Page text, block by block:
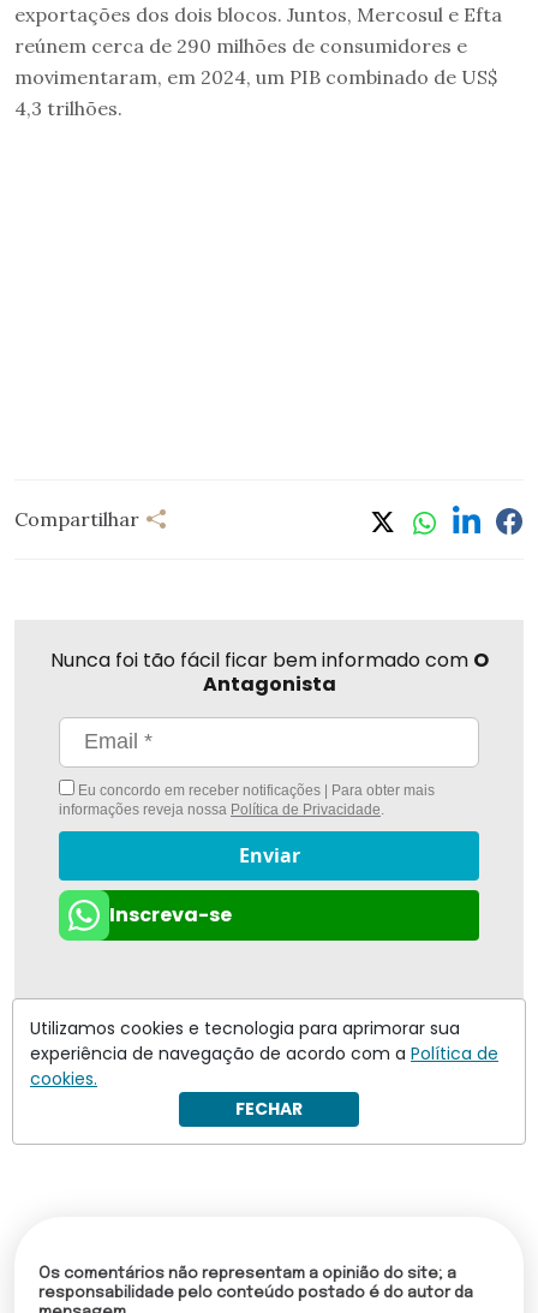
exportações dos dois blocos. Juntos, Mercosul e Efta
reúnem cerca de 290 milhões de consumidores e
movimentaram, em 2024, um PIB combinado de US$
4,3 trilhões.
Compartilhar
Nunca foi tão fácil ficar bem informado com O
Antagonista
Eu concordo em receber notificações | Para obter mais
informações reveja nossa Política de Privacidade.
Enviar
Inscreva-se
Os comentários não representam a opinião do site; a
responsabilidade pelo conteúdo postado é do autor da
Utilizamos cookies e tecnologia para aprimorar sua
experiência de navegação de acordo com a Política de
cookies.
FECHAR